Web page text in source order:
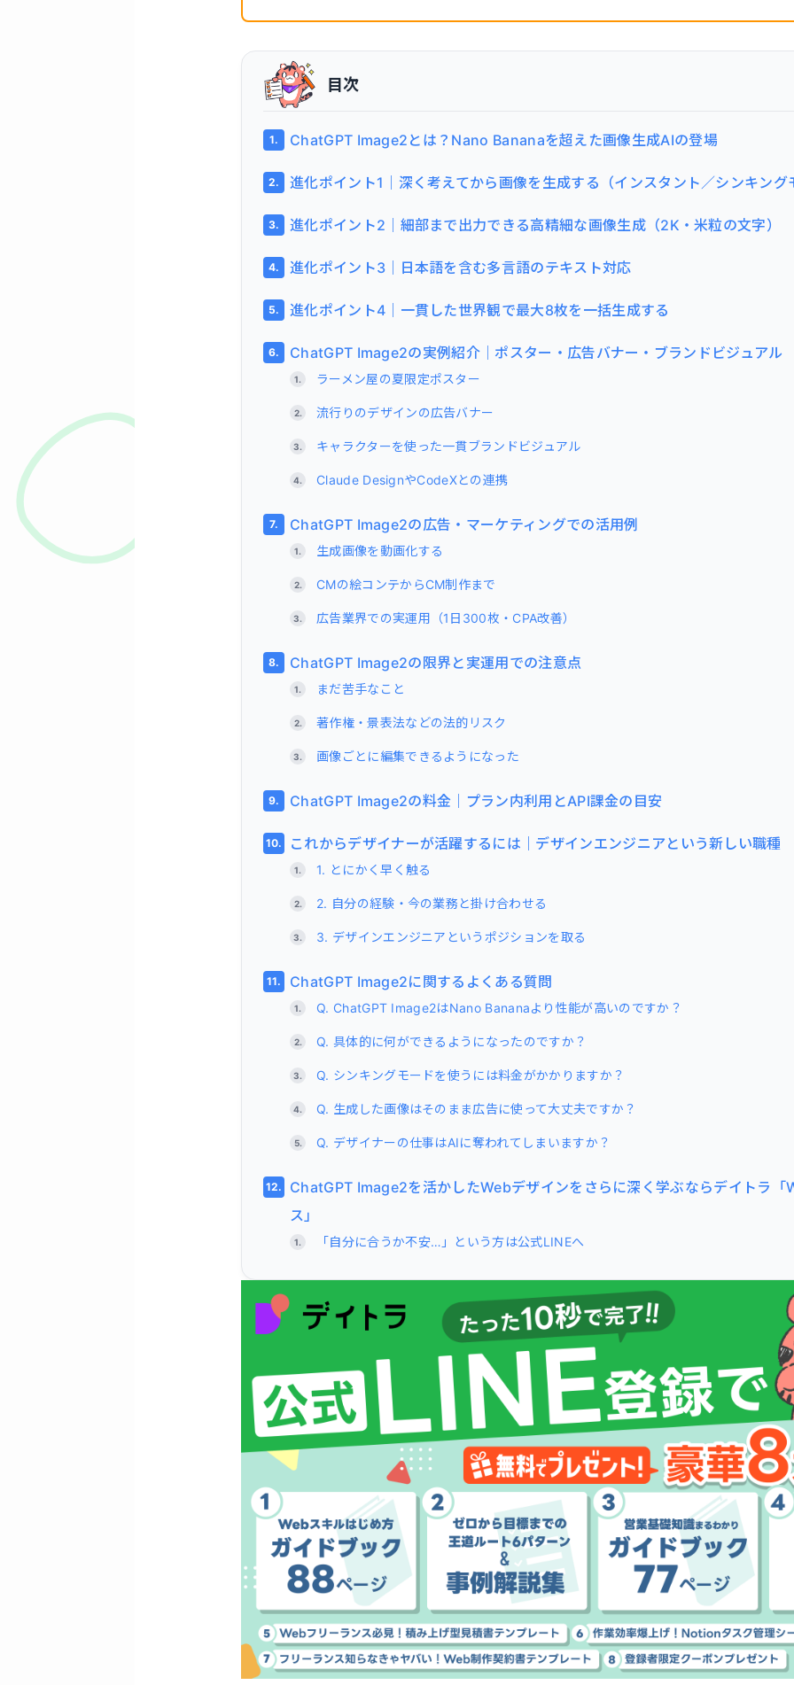
目次
ChatGPT Image2とは？Nano Bananaを超えた画像生成AIの登場
進化ポイント1｜深く考えてから画像を生成する（インスタント／シンキング
進化ポイント2｜細部まで出力できる高精細な画像生成（2K・米粒の文字）
進化ポイント3｜日本語を含む多言語のテキスト対応
進化ポイント4｜一貫した世界観で最大8枚を一括生成する
ChatGPT Image2の実例紹介｜ポスター・広告バナー・ブランドビジュアル
ラーメン屋の夏限定ポスター
流行りのデザインの広告バナー
キャラクターを使った一貫ブランドビジュアル
Claude DesignやCodeXとの連携
ChatGPT Image2の広告・マーケティングでの活用例
生成画像を動画化する
CMの絵コンテからCM制作まで
広告業界での実運用（1日300枚・CPA改善）
ChatGPT Image2の限界と実運用での注意点
まだ苦手なこと
著作権・景表法などの法的リスク
画像ごとに編集できるようになった
ChatGPT Image2の料金｜プラン内利用とAPI課金の目安
これからデザイナーが活躍するには｜デザインエンジニアという新しい職種
1. とにかく早く触る
2. 自分の経験・今の業務と掛け合わせる
3. デザインエンジニアというポジションを取る
ChatGPT Image2に関するよくある質問
Q. ChatGPT Image2はNano Bananaより性能が高いのですか？
Q. 具体的に何ができるようになったのですか？
Q. シンキングモードを使うには料金がかかりますか？
Q. 生成した画像はそのまま広告に使って大丈夫ですか？
Q. デザイナーの仕事はAIに奪われてしまいますか？
ChatGPT Image2を活かしたWebデザインをさらに深く学ぶならデイトラ「
ス」
「自分に合うか不安…」という方は公式LINEへ